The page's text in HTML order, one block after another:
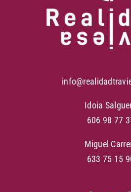
Idoia
606 98 77
Miguel
633 75 15